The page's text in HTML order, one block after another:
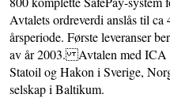
Avtalets ordreverdi anslås til
årsperiode. Første leveranser
av år 2003. Avtalen med ICA
Statoil og Hakon i Sverige,
selskap i Baltikum.